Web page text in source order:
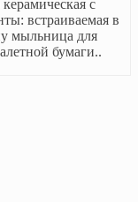
с
встраиваемая в
мыльница для
бумаги..